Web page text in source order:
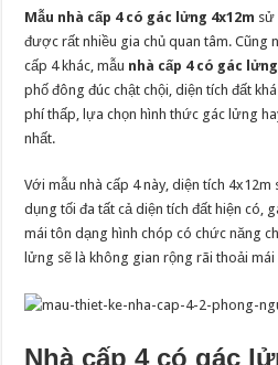
Mẫu nhà cấp 4 có gác lửng 4x12m sử
được rất nhiều gia chủ quan tâm. Cũng
cấp 4 khác, mẫu nhà cấp 4 có gác lửng
phố đông đúc chật chội, diện tích đất
phí thấp, lựa chọn hình thức gác lửng
nhất.
Với mẫu nhà cấp 4 này, diện tích 4x12m
dụng tối đa tất cả diện tích đất hiện có,
mái tôn dạng hình chóp có chức năng
lửng sẽ là không gian rộng rãi thoải
Nhà cấp 4 có gác